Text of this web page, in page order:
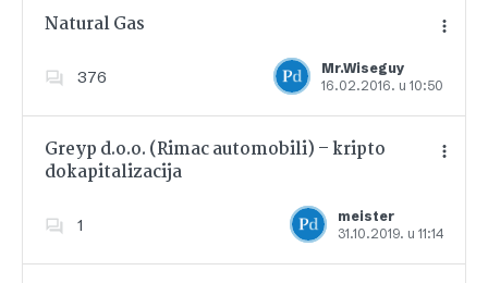
Natural Gas
376
Mr.Wiseguy
16.02.2016. u 10:50
Dodajte u favorite
Greyp d.o.o. (Rimac automobili) – kripto
dokapitalizacija
1
meister
31.10.2019. u 11:14
Dodajte u favorite